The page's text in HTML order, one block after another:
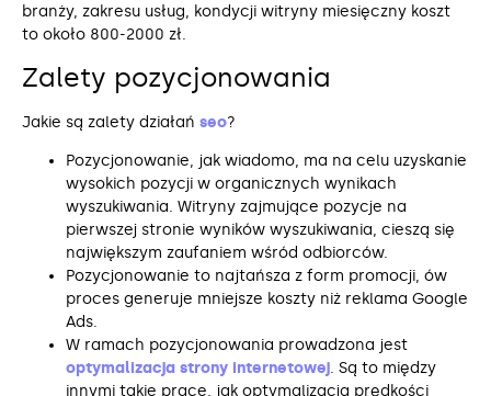
branży, zakresu usług, kondycji witryny miesięczny koszt
to około 800-2000 zł.
Zalety pozycjonowania
Jakie są zalety działań seo?
Pozycjonowanie, jak wiadomo, ma na celu uzyskanie
wysokich pozycji w organicznych wynikach
wyszukiwania. Witryny zajmujące pozycje na
pierwszej stronie wyników wyszukiwania, cieszą się
największym zaufaniem wśród odbiorców.
Pozycjonowanie to najtańsza z form promocji, ów
proces generuje mniejsze koszty niż reklama Google
Ads.
W ramach pozycjonowania prowadzona jest
optymalizacja strony internetowej. Są to między
innymi takie prace, jak optymalizacja prędkości